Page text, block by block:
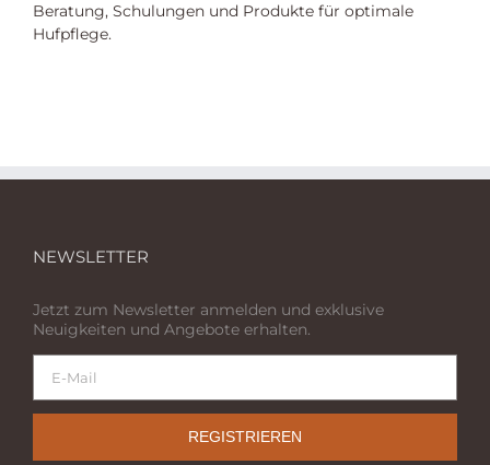
Beratung, Schulungen und Produkte für optimale
Hufpflege.
NEWSLETTER
Jetzt zum Newsletter anmelden und exklusive
Neuigkeiten und Angebote erhalten.
REGISTRIEREN